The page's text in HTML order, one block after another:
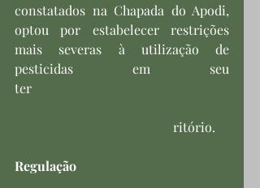
constatados na Chapada do Apodi,
optou por estabelecer restrições
mais severas à utilização de
pesticidas em seu
ter
ritório.
Regulação